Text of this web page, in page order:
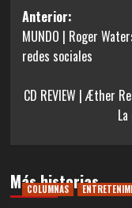
Navegación
de
entradas
Anterior:
MUNDO | Roger
redes sociales
CD REVIEW | Æther
Más historias
COLUMNAS